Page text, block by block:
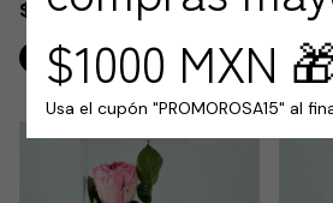
$1,500.00
$1000 MXN
Usa el cupón "PROMOROSA15" al